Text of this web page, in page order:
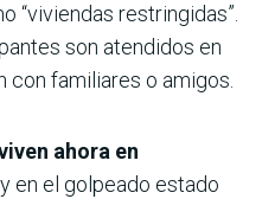
“viviendas restringidas”.
son atendidos en
familiares o amigos.
ahora en
y en el golpeado estado